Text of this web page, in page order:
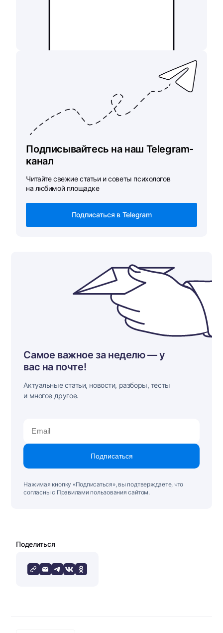
Подписывайтесь на наш Telegram-
канал
Читайте свежие статьи и советы психологов
на любимой площадке
Подписаться в Telegram
Самое важное за неделю — у
вас на почте!
Актуальные статьи, новости, разборы, тесты
и многое другое.
Подписаться
Нажимая кнопку «Подписаться», вы подтверждаете, что
согласны с Правилами пользования сайтом.
Поделиться